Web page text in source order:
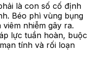
là con số cố định
Béo phì vùng bụng
nhiễm gây ra.
lực tuần hoàn, buộc
tính và rối loạn